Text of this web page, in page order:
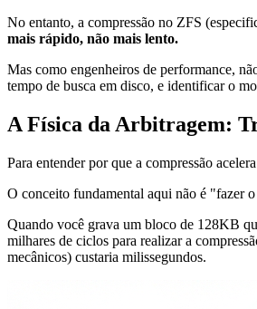
No entanto, a compressão no ZFS
mais rápido, não mais lento.
Mas como engenheiros de performance,
tempo de busca em disco, e identificar o
A Física da Arbitragem:
Para entender por que a compressão
O conceito fundamental aqui não é "fazer
Quando você grava um bloco de 128KB
milhares de ciclos para realizar a
mecânicos) custaria milissegundos.